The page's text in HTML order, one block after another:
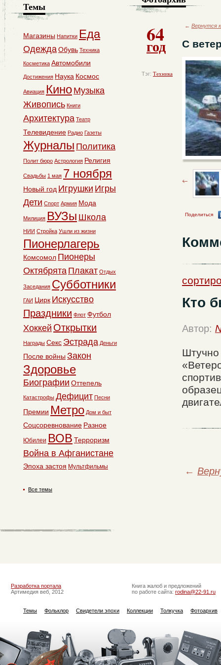
64
год
Тэг: Техника
← Вернутся
С
Поделиться
Кто
Автор:
Штучно
←
Темы
Магазины Напитки Еда
ОдеждаОбувь Техника
Косметика Автомобили
Достижения Наука Космос
Авиация Кино Музыка
Живопись Книги
Архитектура Театр
Телевидение Радио Газеты
Журналы Политика
Полит бюро Астрология Религия
Свадьбы 1 мая 7 ноября
Новый год Игрушки Игры
Дети Спорт Армия Мода
Милиция ВУЗы Школа
НИИ Стройка Ушли из жизни
Пионерлагерь
Комсомол Пионеры
Октябрята Плакат Отдых
Заседания Субботники
ГАИ Цирк Искусство
Праздники Флот Футбол
Хоккей Открытки
Награды Секс Эстрада Деньги
После войны Закон
Здоровье
Биографии Оттепель
Катастрофы Дефицит Песни
Премии Метро Дом и быт
Соцсоревнование Разное
Юбилеи ВОВ Терроризм
Война в Афганистане
Эпоха застоя Мультфильмы
Все темы
Разработка портала
Артимедия веб, 2012
Книга жалоб и предложений
по работе сайта: rodina@22-91.ru
Темы Фольклор Свидетели эпохи Коллекции Толкучка Фотоархив